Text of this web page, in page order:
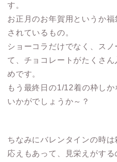
す。
お正月のお年賀用というか
されているもの。
ショーコラだけでなく、ス
て、チョコレートがたくさ
めです。
もう最終日の1/12着の枠し
いかがでしょうか～？
ちなみにバレンタインの時
応えもあって、見栄えがす